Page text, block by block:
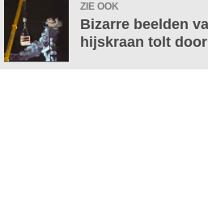
ZIE OOK
Bizarre beelden
hijskraan tolt